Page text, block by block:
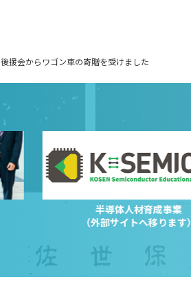
後援会からワゴン車の寄贈を受けました
半導体人材育成事業
（外部サイトへ移ります）